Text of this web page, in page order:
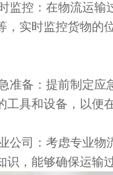
控：在物流运输
，实时监控货物的
备：提前制定应
工具和设备，以便
司：考虑专业物
识，能够确保运输